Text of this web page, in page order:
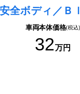
車両本体価格(税込)
32万円